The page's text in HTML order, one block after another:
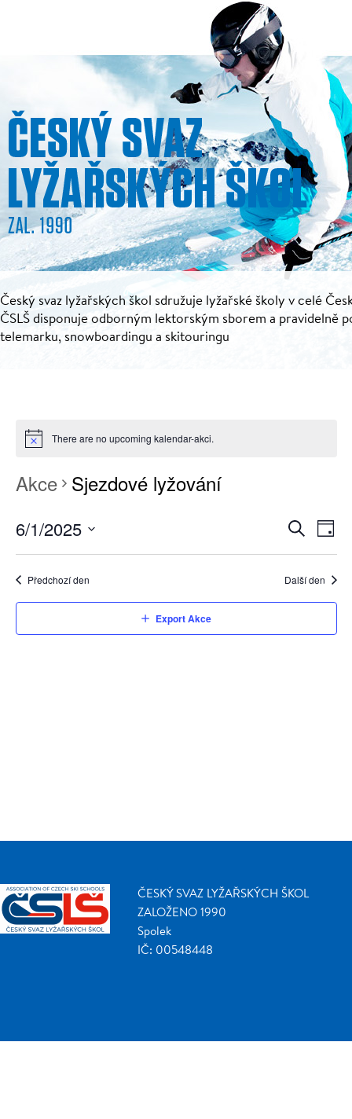
Český svaz lyžařských škol sdružuje lyžařské školy v celé
ČSLŠ disponuje odborným lektorským sborem a pravidelně
telemarku, snowboardingu a skitouringu
There are no upcoming kalendar-akci.
Akce Sjezdové lyžování
PRO
HLEDÁNÍ
A
pro
Den
6/1/2025
Select
Předchozí den Další den
Export Akce
ČESKÝ SVAZ LYŽAŘSKÝCH ŠKOL
ZALOŽENO 1990
Spolek
IČ: 00548448